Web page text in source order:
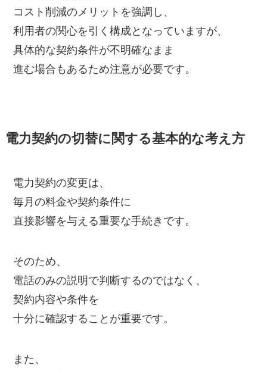
コスト削減のメリットを強調し、
利用者の関心を引く構成となっていますが、
具体的な契約条件が不明確なまま
進む場合もあるため注意が必要です。
電力契約の切替に関する基本的な考え方
電力契約の変更は、
毎月の料金や契約条件に
直接影響を与える重要な手続きです。
そのため、
電話のみの説明で判断するのではなく、
契約内容や条件を
十分に確認することが重要です。
また、